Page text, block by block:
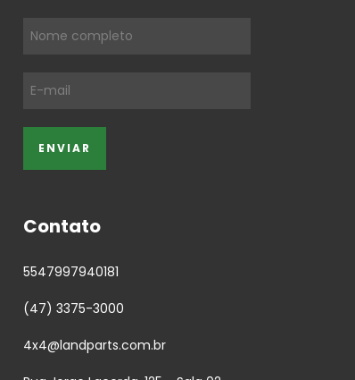
Contato
5547997940181
(47) 3375-3000
4x4@landparts.com.br